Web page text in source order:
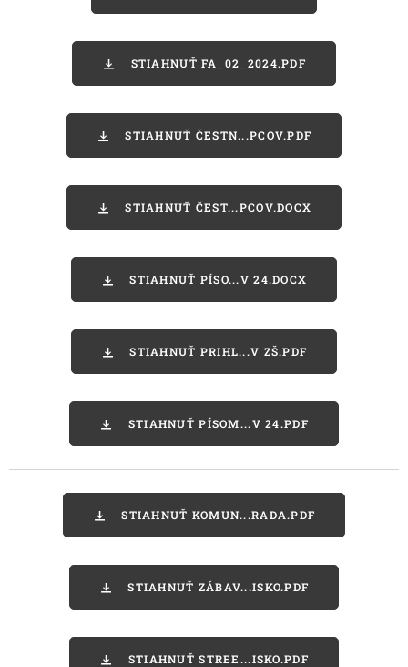
STIAHNUŤ FA_02_2024.PDF
STIAHNUŤ ČESTN...PCOV.PDF
STIAHNUŤ ČEST...PCOV.DOCX
STIAHNUŤ PÍSO...V 24.DOCX
STIAHNUŤ PRIHL...V ZŠ.PDF
STIAHNUŤ PÍSOM...V 24.PDF
STIAHNUŤ KOMUN...RADA.PDF
STIAHNUŤ ZÁBAV...ISKO.PDF
STIAHNUŤ STREE...ISKO.PDF